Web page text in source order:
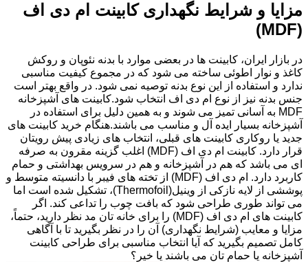
مزایا و شرایط نگهداری کابینت ام دی اف
(MDF)
در بازار ایران، کابینت ها در بعضی موارد با بدنه نئوپان و روکش
کاغذ و نوار اطوئی ساخته می شود که در مجموع کیفیت مناسبی
ندارد و استفاده از این نوع بدنه توصیه نمی شود. در واقع بهتر است
جنس بدنه نیز از نوع ام دی اف انتخاب شود.کابینت های آشپزخانه
MDF به آسانی تمیز می شوند و به همین دلیل برای استفاده در
آشپزخانه بسیار ایده آل و مناسب می باشند.هنگام خرید کابینت های
جدید یا روکاری کابینت های قبلی، انتخاب های زیادی پیش رویتان
قرار دارد. کابینت ام دی اف (MDF) اغلب گزینه مقرون به صرفه
ای می باشد که هم در آشپزخانه و هم در سرویس بهداشتی و حمام
کاربرد دارد. ام دی اف (MDF) از تخته های فیبر با دانسیته متوسط و
پوششی از لایه نازکی از وینیل(Thermofoil)، تشکیل شده است اما
می تواند طوری طراحی شود که بافت چوب را تداعی کند. اگر
کابینت های ام دی اف (MDF) را برای خانه تان مد نظر دارید، حتماً،
مزایا و معایب (شرایط نگهداری) آن را در نظر بگیرید تا با آگاهی
کامل تصمیم بگیرید که آیا انتخاب مناسبی برای طراحی کابینت
آشپزخانه یا حمام تان می باشند یا خیر؟